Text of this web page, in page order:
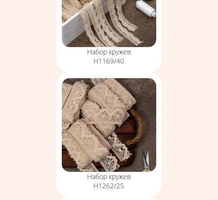
Набор кружев
Н1169/40
Набор кружев
Н1262/25